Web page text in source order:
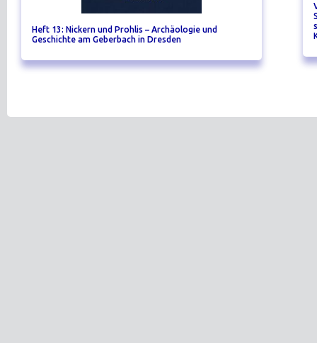
Heft 13: Nickern und Prohlis – Archäologie und
Geschichte am Geberbach in Dresden